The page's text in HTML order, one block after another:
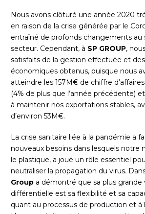
Nous avons clôturé une année 2020
en raison de la crise générée par le
entraîné de profonds changements au
secteur. Cependant, à SP GROUP,
satisfaits de la gestion effectuée et
économiques obtenus, puisque nous
atteindre les 157M€ de chiffre
(4% de plus que l’année précédente)
à maintenir nos exportations stables,
d’environ 53M€.
La crise sanitaire liée à la pandémie a
nouveaux besoins dans lesquels notre
le plastique, a joué un rôle essentiel
neutraliser la propagation du virus.
Group a démontré que sa plus grande
différentielle est sa flexibilité et sa
quant au processus de production et à